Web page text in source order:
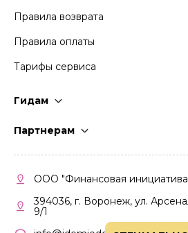
Правила возврата
Правила оплаты
Тарифы сервиса
Гидам
Партнерам
Кабинет партнера
Правила участия
ООО "Финансовая
394036, г. Воронеж, ул.
9/1